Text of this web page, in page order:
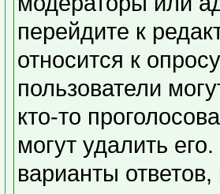
перейдите к
относится к
пользователи
кто-то
могут удалить
варианты